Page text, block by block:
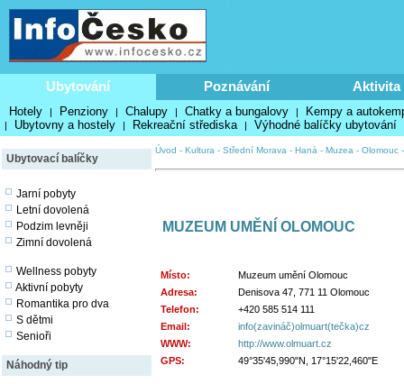
Ubytování Poznávání Aktivita
Hotely | Penziony | Chalupy | Chatky a bungalovy | Kempy a
| Ubytovny a hostely | Rekreační střediska | Výhodné balíčky ubytování
Ubytovací balíčky
Jarní pobyty
Letní dovolená
Podzim levněji
Zimní dovolená
Wellness pobyty
Aktivní pobyty
Romantika pro dva
S dětmi
Senioři
Náhodný tip
Úvod - Kultura - Střední Morava - Haná - Muzea - Olomouc
MUZEUM UMĚNÍ OLOMOUC
Místo:
Muzeum umění Olomouc
Adresa:
Denisova 47, 771 11 Olomouc
Telefon:
+420 585 514 111
Email:
info(zavináč)olmuart(tečka)cz
WWW:
http://www.olmuart.cz
GPS:
49°35'45,990"N, 17°15'22,460"E